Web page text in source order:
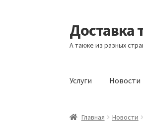
Перейти
к
навигации
Перейти
к
содержимому
Доставка
А также из разных
Услуги Новости
Главная Контакты
Главная Новости